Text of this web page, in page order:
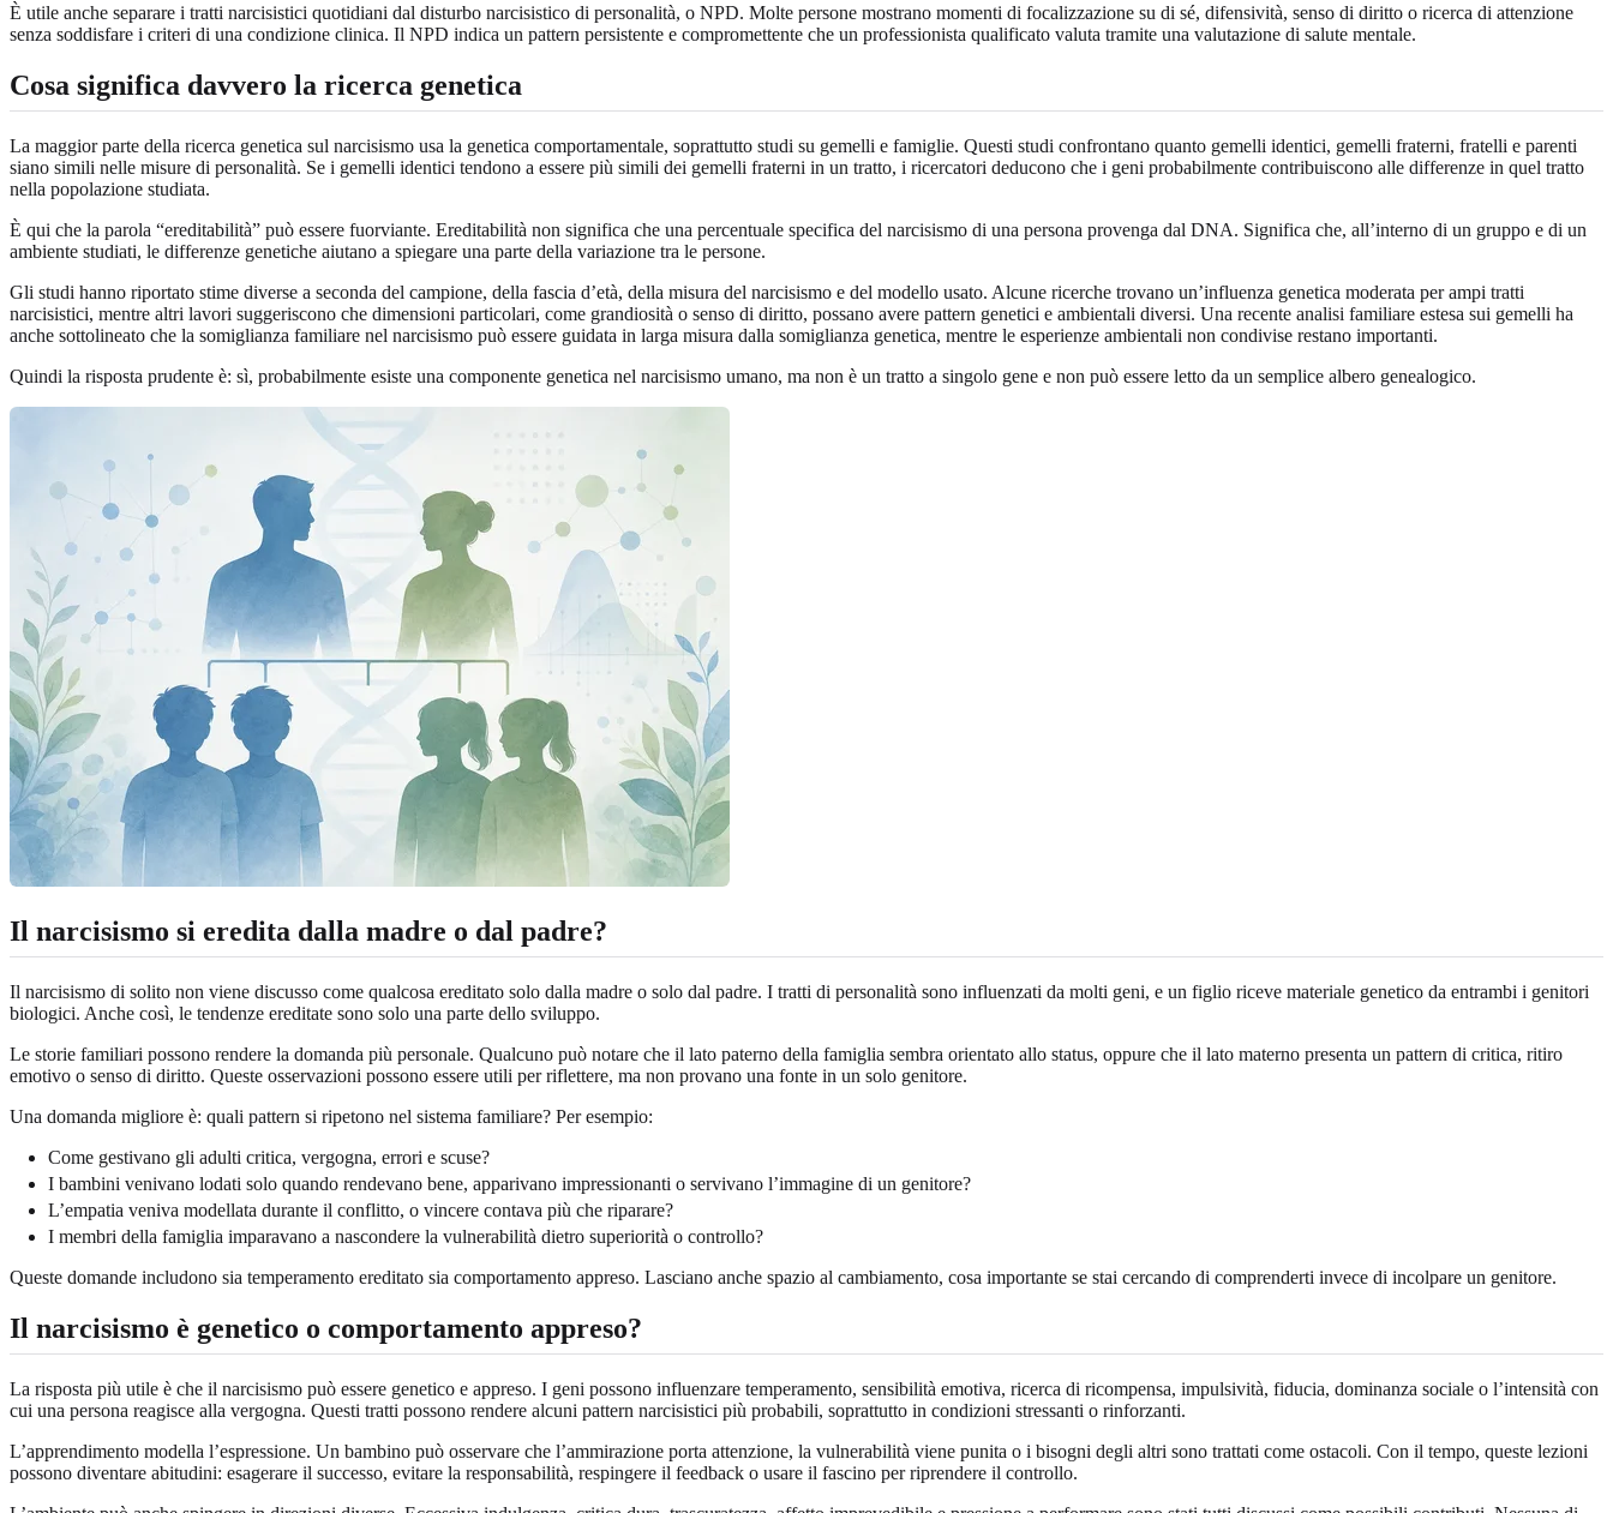
È utile anche separare i tratti narcisistici quotidiani dal disturbo narcisistico di personalità, o NPD. Molte persone mostrano momenti di focalizzazione su di sé, difensività, senso di diritto o ricerca di attenzione
senza soddisfare i criteri di una condizione clinica. Il NPD indica un pattern persistente e compromettente che un professionista qualificato valuta tramite una valutazione di salute mentale.
Cosa significa davvero la ricerca genetica
La maggior parte della ricerca genetica sul narcisismo usa la genetica comportamentale, soprattutto studi su gemelli e famiglie. Questi studi confrontano quanto gemelli identici, gemelli fraterni, fratelli e parenti
siano simili nelle misure di personalità. Se i gemelli identici tendono a essere più simili dei gemelli fraterni in un tratto, i ricercatori deducono che i geni probabilmente contribuiscono alle differenze in quel tratto
nella popolazione studiata.
È qui che la parola “ereditabilità” può essere fuorviante. Ereditabilità non significa che una percentuale specifica del narcisismo di una persona provenga dal DNA. Significa che, all’interno di un gruppo e di un
ambiente studiati, le differenze genetiche aiutano a spiegare una parte della variazione tra le persone.
Gli studi hanno riportato stime diverse a seconda del campione, della fascia d’età, della misura del narcisismo e del modello usato. Alcune ricerche trovano un’influenza genetica moderata per ampi tratti
narcisistici, mentre altri lavori suggeriscono che dimensioni particolari, come grandiosità o senso di diritto, possano avere pattern genetici e ambientali diversi. Una recente analisi familiare estesa sui gemelli ha
anche sottolineato che la somiglianza familiare nel narcisismo può essere guidata in larga misura dalla somiglianza genetica, mentre le esperienze ambientali non condivise restano importanti.
Quindi la risposta prudente è: sì, probabilmente esiste una componente genetica nel narcisismo umano, ma non è un tratto a singolo gene e non può essere letto da un semplice albero genealogico.
Il narcisismo si eredita dalla madre o dal padre?
Il narcisismo di solito non viene discusso come qualcosa ereditato solo dalla madre o solo dal padre. I tratti di personalità sono influenzati da molti geni, e un figlio riceve materiale genetico da entrambi i genitori
biologici. Anche così, le tendenze ereditate sono solo una parte dello sviluppo.
Le storie familiari possono rendere la domanda più personale. Qualcuno può notare che il lato paterno della famiglia sembra orientato allo status, oppure che il lato materno presenta un pattern di critica, ritiro
emotivo o senso di diritto. Queste osservazioni possono essere utili per riflettere, ma non provano una fonte in un solo genitore.
Una domanda migliore è: quali pattern si ripetono nel sistema familiare? Per esempio:
Come gestivano gli adulti critica, vergogna, errori e scuse?
I bambini venivano lodati solo quando rendevano bene, apparivano impressionanti o servivano l’immagine di un genitore?
L’empatia veniva modellata durante il conflitto, o vincere contava più che riparare?
I membri della famiglia imparavano a nascondere la vulnerabilità dietro superiorità o controllo?
Queste domande includono sia temperamento ereditato sia comportamento appreso. Lasciano anche spazio al cambiamento, cosa importante se stai cercando di comprenderti invece di incolpare un genitore.
Il narcisismo è genetico o comportamento appreso?
La risposta più utile è che il narcisismo può essere genetico e appreso. I geni possono influenzare temperamento, sensibilità emotiva, ricerca di ricompensa, impulsività, fiducia, dominanza sociale o l’intensità con
cui una persona reagisce alla vergogna. Questi tratti possono rendere alcuni pattern narcisistici più probabili, soprattutto in condizioni stressanti o rinforzanti.
L’apprendimento modella l’espressione. Un bambino può osservare che l’ammirazione porta attenzione, la vulnerabilità viene punita o i bisogni degli altri sono trattati come ostacoli. Con il tempo, queste lezioni
possono diventare abitudini: esagerare il successo, evitare la responsabilità, respingere il feedback o usare il fascino per riprendere il controllo.